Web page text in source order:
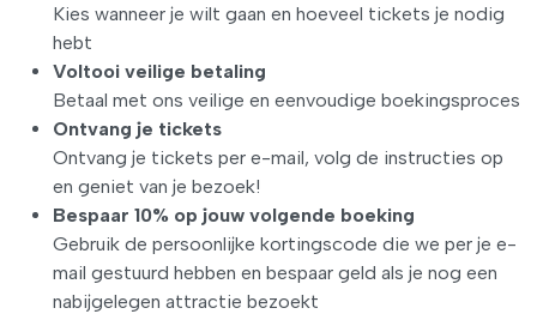
Kies wanneer je wilt gaan en hoeveel tickets je nodig
hebt
Voltooi veilige betaling
Betaal met ons veilige en eenvoudige boekingsproces
Ontvang je tickets
Ontvang je tickets per e-mail, volg de instructies op
en geniet van je bezoek!
Bespaar 10% op jouw volgende boeking
Gebruik de persoonlijke kortingscode die we per je e-
mail gestuurd hebben en bespaar geld als je nog een
nabijgelegen attractie bezoekt